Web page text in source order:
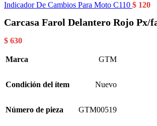
Indicador De Cambios Para Moto C110 $ 120
Carcasa Farol Delantero Rojo Px/
$ 630
Marca GTM
Condición del ítem Nuevo
Número de pieza GTM00519